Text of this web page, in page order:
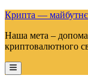
Skip
content
Крипта —
Наша мета –
криптовалютного
Main
Menu